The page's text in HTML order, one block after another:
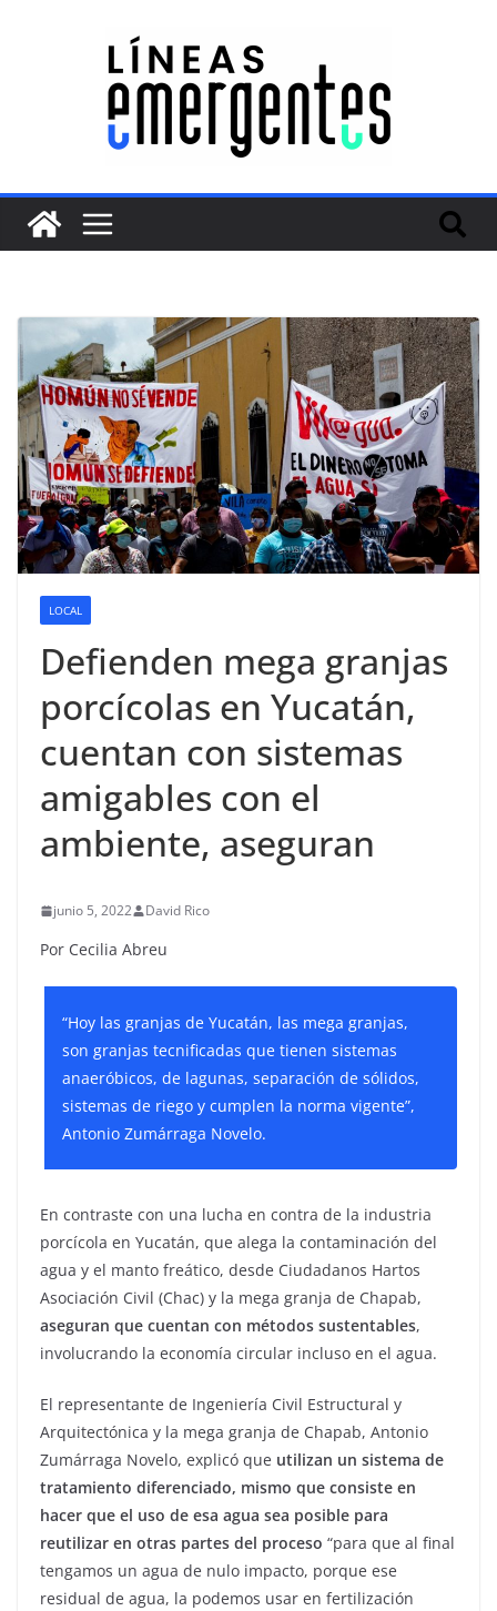
LOCAL
Defienden mega granjas
porcícolas en Yucatán,
cuentan con sistemas
amigables con el
ambiente, aseguran
junio 5, 2022 David Rico
Por Cecilia Abreu
“Hoy las granjas de Yucatán, las mega granjas,
son granjas tecnificadas que tienen sistemas
anaeróbicos, de lagunas, separación de sólidos,
sistemas de riego y cumplen la norma vigente”,
Antonio Zumárraga Novelo.
En contraste con una lucha en contra de la industria
porcícola en Yucatán, que alega la contaminación del
agua y el manto freático, desde Ciudadanos Hartos
Asociación Civil (Chac) y la mega granja de Chapab,
aseguran que cuentan con métodos sustentables,
involucrando la economía circular incluso en el agua.
El representante de Ingeniería Civil Estructural y
Arquitectónica y la mega granja de Chapab, Antonio
Zumárraga Novelo, explicó que utilizan un sistema de
tratamiento diferenciado, mismo que consiste en
hacer que el uso de esa agua sea posible para
reutilizar en otras partes del proceso “para que al final
tengamos un agua de nulo impacto, porque ese
residual de agua, la podemos usar en fertilización